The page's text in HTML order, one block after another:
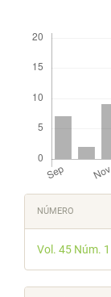
Detalles
del
artículo
NÚMERO
Vol. 45 Núm.